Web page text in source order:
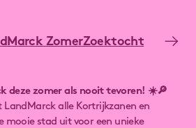
ZomerZoektocht
deze zomer als nooit tevoren! ☀️🔎
LandMarck alle Kortrijkzanen en
mooie stad uit voor een unieke